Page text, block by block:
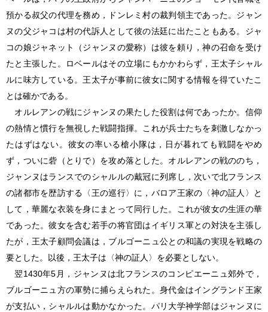
預かる叔父の代理を務め，ドンレミ村の裁判領主であった。ジャン
ヌの父ジャコは村の代訴人として彼の法廷に出たこともある。ジャ
コの娘ジャネット（ジャンヌの愛称）は彼を頼り，神の召命を受け
たと主張した。ロベールはその立場にもかかわらず，王太子シャル
ルに味方している。王太子が事前に彼女に関する情報を得ていたこ
とは確かである。
オルレアンの戦にジャンヌの果たした役割は何であったか。信仰
の熱情と慣行を無視した戦闘指揮。これが兵士たちを刺激しなかっ
たはずはない。彼女の率いる槍小隊は，日が暮れても戦闘をやめ
ず，ついに砦（とりで）を攻め落とした。オルレアンの戦ののち，
ジャンヌはランスでのシャルルの戴冠に列席し，次いで北フランス
の諸都市を歴訪する〈王の巡行〉に，バロア王家の〈神の証人〉と
して，華麗な衣装を身にまとって同行した。これが彼女の生涯の華
であった。彼女を含む若手の将官団はイギリス軍との対決を主張し
たが，王太子顧問会議は，ブルゴーニュ公との和議の実現を戦略の
要とした。以後，王太子は〈神の証人〉を必要としない。
翌1430年5月，ジャンヌは北フランスのコンピエーニュ郊外で，
ブルゴーニュ方の軍勢に捕らえられた。身代金はイングランド王家
が支払い，シャルルは動かなかった。パリ大学神学部はジャンヌに